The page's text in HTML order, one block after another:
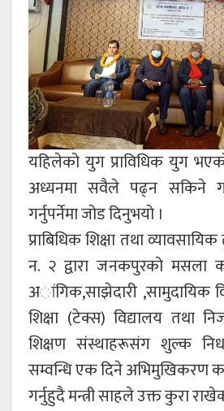
यहिलेको युग प्राविधिक युग
अध्यनमा सवैले पढ्न सकिने
गर्नुपर्नेमा जोड दिनुभयो ।
प्राबिधिक शिक्षा तथा
न. २ द्वारा जनकपुरको मसला
अांगिक,साझेदारी ,सामुदायिक
शिक्षा (टेक्स) विद्यालय तथा
शिक्षण संस्थाहरूसंग शुल्क
सम्वन्धि एक दिने अभिमुखिकरण
गर्नुहुदै मन्त्री साहले उक्त कुरा